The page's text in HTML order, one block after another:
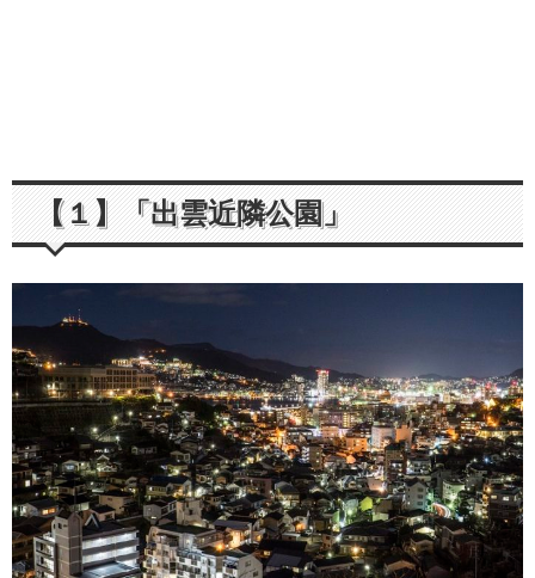
【１】「出雲近隣公園」